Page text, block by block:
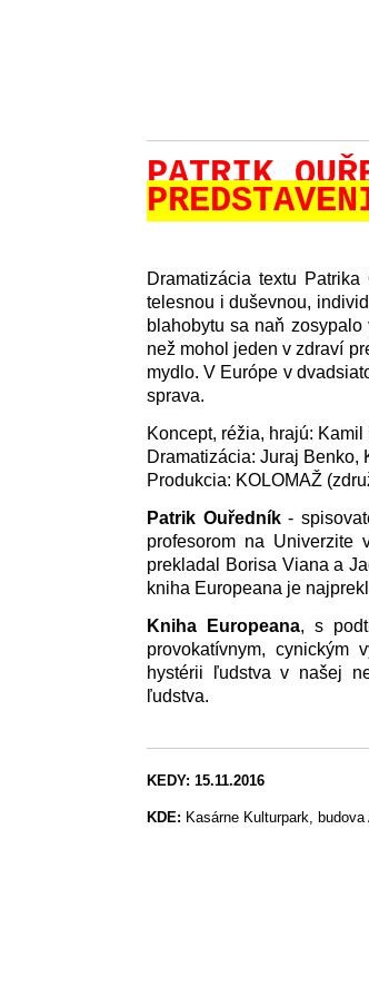
PATRIK
Dramatizácia textu
telesnou i duševnou,
blahobytu sa naň
než mohol jeden v zdraví
mydlo. V Európe v
sprava.
Koncept, réžia, hrajú:
Dramatizácia: Juraj Benko,
Produkcia: KOLOMAŽ
Patrik Ouředník-
profesorom na Univerzite
prekladal Borisa Viana a
kniha Europeana je
Kniha Europeana, s
provokatívnym, cynickým
hystérii ľudstva v našej
ľudstva.
KEDY: 15.11.2016
KDE: Kasárne Kulturpark,